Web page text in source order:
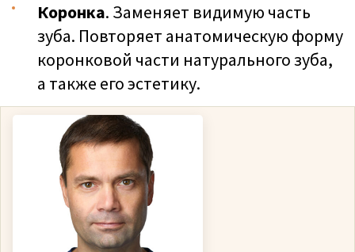
Коронка. Заменяет видимую часть
зуба. Повторяет анатомическую форму
коронковой части натурального зуба,
а также его эстетику.